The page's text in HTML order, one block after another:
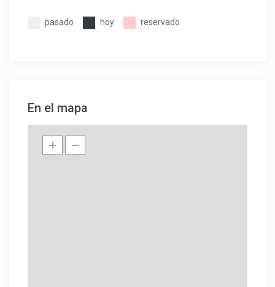
pasado hoy reservado
En el mapa